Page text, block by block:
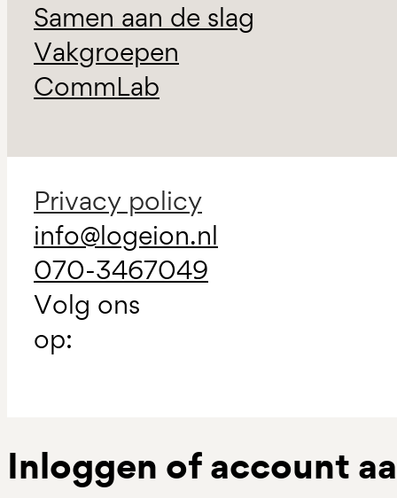
Samen aan de slag
Vakgroepen
CommLab
Privacy policy
info@logeion.nl
070-3467049
Volg ons
op:
Inloggen of account